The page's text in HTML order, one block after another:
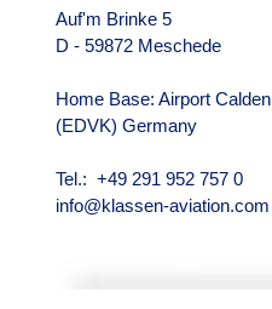
Auf'm Brinke 5
D - 59872 Meschede
Home Base: Airport Calden
(EDVK) Germany
Tel.: +49 291 952 757 0
info@klassen-aviation.com